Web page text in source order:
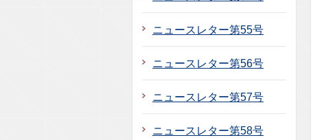
ニュースレター第55号
ニュースレター第56号
ニュースレター第57号
ニュースレター第58号